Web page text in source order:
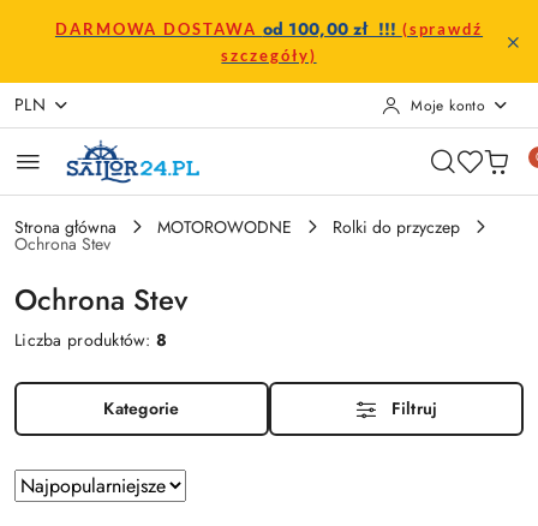
Przejdź do treści głównej
Przejdź do wyszukiwarki
Przejdź do moje konto
Przejdź do menu głównego
Przejdź do stopki
DARMOWA DOSTAWA od 100,00 zł !!! (sprawdź
szczegóły)
PLN Moje konto
Strona główna MOTOROWODNE Rolki do przyczep
Ochrona Stev
Ochrona Stev
Liczba produktów:8
Kategorie Filtruj
Zastosowano
sortowanie:
Sortuj
według